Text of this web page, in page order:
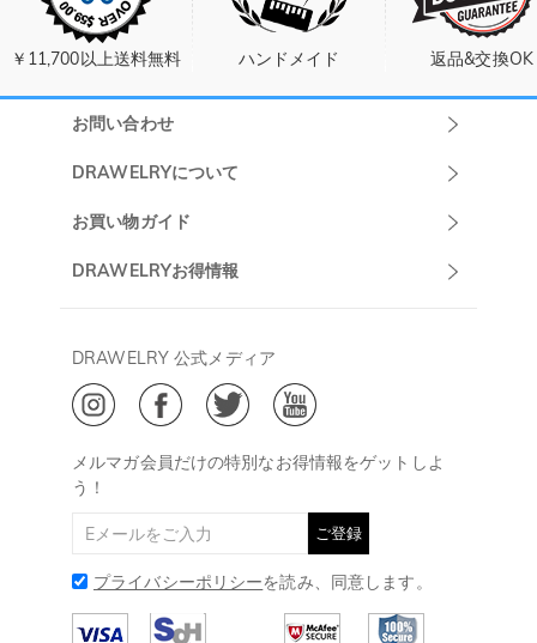
￥11,700以上送料無料 ハンドメイド 返品&交換OK
お問い合わせ
DRAWELRYについて
DRAWELRYについて
ご利用規約
ご特定商取引法に基づく表示
お買い物ガイド
発送について
ジュエリーお手入れ
Drawelry Blog
DRAWELRYお得情報
会員・ポイントについて
メルマガ会員だけの特別なお得情報をゲットしよ
う！
ご登録
プライバシーポリシーを読み、同意します。
DRAWELRY 公式メディア